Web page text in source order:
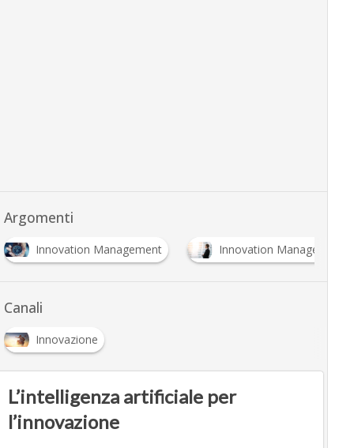
Argomenti
Innovation Management Innovation Manager
Canali
Innovazione
L’intelligenza artificiale per
l’innovazione